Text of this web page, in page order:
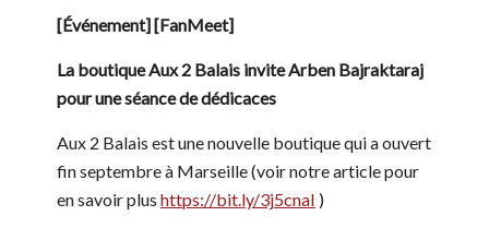
[Événement] [FanMeet]
La boutique Aux 2 Balais invite Arben Bajraktaraj
pour une séance de dédicaces
Aux 2 Balais est une nouvelle boutique qui a ouvert
fin septembre à Marseille (voir notre article pour
en savoir plus https://bit.ly/3j5cnaI )